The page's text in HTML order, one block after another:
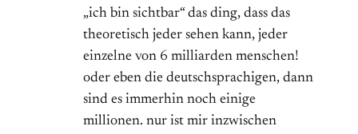
„ich bin sichtbar“ das ding, dass das
theoretisch jeder sehen kann, jeder
einzelne von 6 milliarden menschen!
oder eben die deutschsprachigen, dann
sind es immerhin noch einige
millionen. nur ist mir inzwischen